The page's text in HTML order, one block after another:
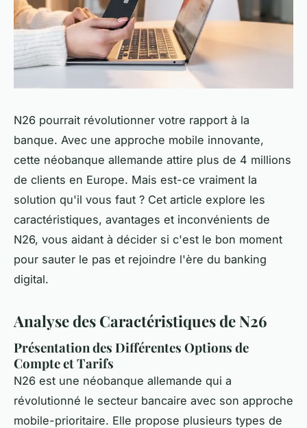
N26 pourrait révolutionner votre rapport à la
banque. Avec une approche mobile innovante,
cette néobanque allemande attire plus de 4 millions
de clients en Europe. Mais est-ce vraiment la
solution qu'il vous faut ? Cet article explore les
caractéristiques, avantages et inconvénients de
N26, vous aidant à décider si c'est le bon moment
pour sauter le pas et rejoindre l'ère du banking
digital.
Analyse des Caractéristiques de N26
Présentation des Différentes Options de
Compte et Tarifs
N26 est une néobanque allemande qui a
révolutionné le secteur bancaire avec son approche
mobile-prioritaire. Elle propose plusieurs types de